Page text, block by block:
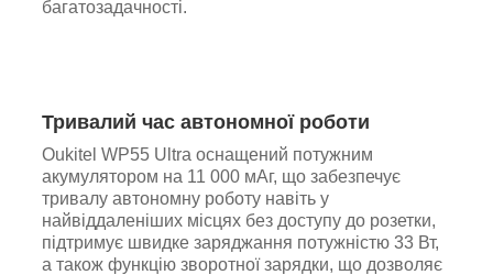
багатозадачності.
Тривалий час автономної роботи
Oukitel WP55 Ultra оснащений потужним
акумулятором на 11 000 мАг, що забезпечує
тривалу автономну роботу навіть у
найвіддаленіших місцях без доступу до розетки,
підтримує швидке заряджання потужністю 33 Вт,
а також функцію зворотної зарядки, що дозволяє